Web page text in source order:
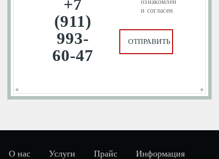
+7
(911)
993-
60-47
ознакомлен
и согласен
О нас Услуги Прайс
Информация